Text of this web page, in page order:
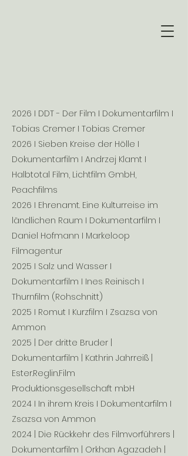
2026 I DDT - Der Film I Dokumentarfilm I
Tobias Cremer I Tobias Cremer
2026 I Sieben Kreise der Hölle I
Dokumentarfilm I Andrzej Klamt I
Halbtotal Film, Lichtfilm GmbH,
Peachfilms
2026 I Ehrenamt. Eine Kulturreise im
ländlichen Raum I Dokumentarfilm I
Daniel Hofmann I Markeloop
Filmagentur
2025 I Salz und Wasser I
Dokumentarfilm I Ines Reinisch I
Thurnfilm (Rohschnitt)
2025 I Romut I Kurzfilm I Zsazsa von
Ammon
2025 | Der dritte Bruder |
Dokumentarfilm | Kathrin Jahrreiß |
Ester.Reglin.Film
Produktionsgesellschaft mbH
2024 I In ihrem Kreis I Dokumentarfilm I
Zsazsa von Ammon
2024 | Die Rückkehr des Filmvorführers |
Dokumentarfilm | Orkhan Agazadeh |